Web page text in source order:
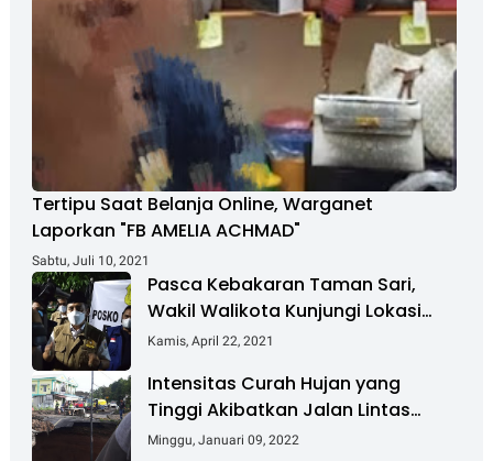
Tertipu Saat Belanja Online, Warganet
Laporkan "FB AMELIA ACHMAD"
Sabtu, Juli 10, 2021
Pasca Kebakaran Taman Sari,
Wakil Walikota Kunjungi Lokasi
Kebakaran Dan Salurkan Bantuan
Kamis, April 22, 2021
Intensitas Curah Hujan yang
Tinggi Akibatkan Jalan Lintas
Sumatera Nyaris Putus
Minggu, Januari 09, 2022